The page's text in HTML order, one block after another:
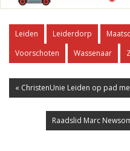
Leiden Leiderdorp
Voorschoten
Wassenaar
« ChristenUnie Leiden op pad
Raadslid Marc